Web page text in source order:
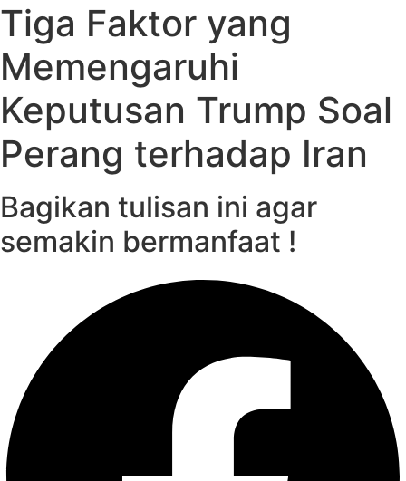
Tiga Faktor yang
Memengaruhi
Keputusan Trump Soal
Perang terhadap Iran
Bagikan tulisan ini agar
semakin bermanfaat !